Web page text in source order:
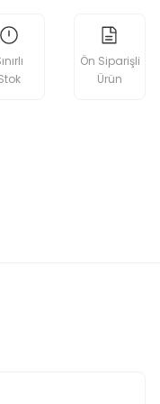
Ön Siparişli
Ürün